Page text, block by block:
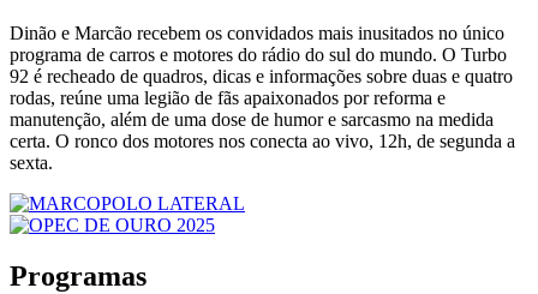
Dinão e Marcão recebem os convidados mais inusitados no único
programa de carros e motores do rádio do sul do mundo. O Turbo
92 é recheado de quadros, dicas e informações sobre duas e quatro
rodas, reúne uma legião de fãs apaixonados por reforma e
manutenção, além de uma dose de humor e sarcasmo na medida
certa. O ronco dos motores nos conecta ao vivo, 12h, de segunda a
sexta.
Programas